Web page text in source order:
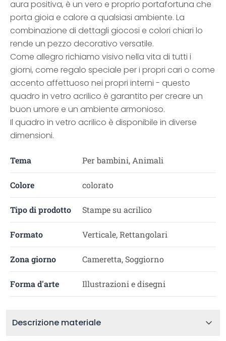
aura positiva, è un vero e proprio portafortuna che
porta gioia e calore a qualsiasi ambiente. La
combinazione di dettagli giocosi e colori chiari lo
rende un pezzo decorativo versatile.
Come allegro richiamo visivo nella vita di tutti i
giorni, come regalo speciale per i propri cari o come
accento affettuoso nei propri interni - questo
quadro in vetro acrilico è garantito per creare un
buon umore e un ambiente armonioso.
Il quadro in vetro acrilico è disponibile in diverse
dimensioni.
Tema Per bambini, Animali
Colore colorato
Tipo di prodotto Stampe su acrilico
Formato Verticale, Rettangolari
Zona giorno Cameretta, Soggiorno
Forma d'arte Illustrazioni e disegni
Descrizione materiale